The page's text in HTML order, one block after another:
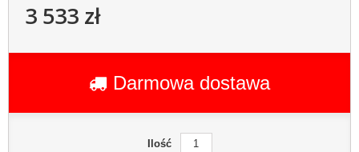
3 533 zł
Darmowa dostawa
Ilość